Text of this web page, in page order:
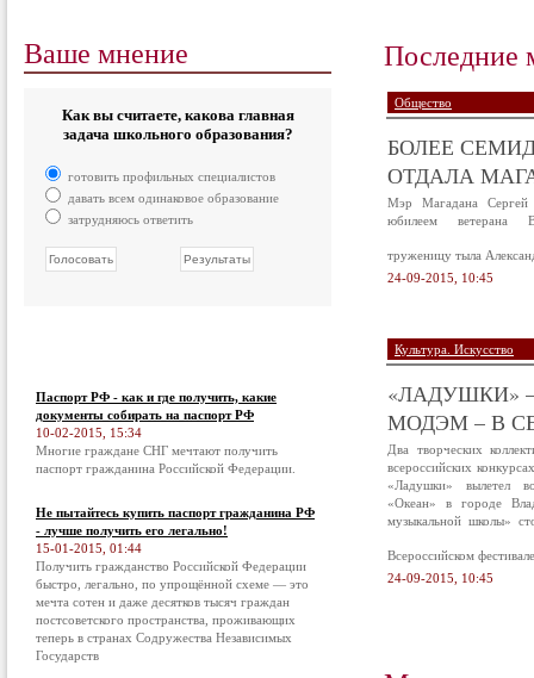
Ваше мнение
Как вы считаете, какова главная
задача школьного образования?
готовить профильных специалистов
давать всем одинаковое образование
затрудняюсь ответить
Паспорт РФ - как и где получить, какие
документы собирать на паспорт РФ
10-02-2015, 15:34
Многие граждане СНГ мечтают получить
паспорт гражданина Российской Федерации.
Не пытайтесь купить паспорт гражданина РФ
- лучше получить его легально!
15-01-2015, 01:44
Получить гражданство Российской Федерации
быстро, легально, по упрощённой схеме — это
мечта сотен и даже десятков тысяч граждан
постсоветского пространства, проживающих
теперь в странах Содружества Независимых
Государств
Последние
Общество
БОЛЕЕ
ОТДАЛА
Мэр Магадана Сергей
юбилеем ветерана
труженицу тыла
24-09-2015, 10:45
Культура. Искусство
«ЛАДУШКИ»
МОДЭМ – В
Два творческих
всероссийских
«Ладушки» вылетел
«Океан» в городе
музыкальной школы»
Всероссийском
24-09-2015, 10:45